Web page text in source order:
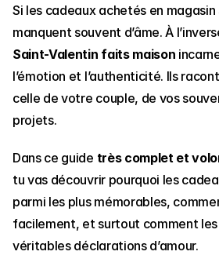
Si les cadeaux achetés en
manquent souvent d’âme. À
Saint-Valentin faits maison
l’émotion et l’authenticité. Ils
celle de votre couple, de vos
projets.
Dans ce guide très complet et
tu vas découvrir pourquoi les
parmi les plus mémorables,
facilement, et surtout comment
véritables déclarations d’amour.